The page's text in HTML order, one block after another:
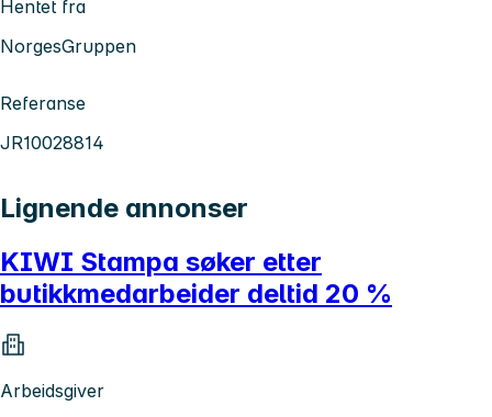
Hentet fra
NorgesGruppen
Referanse
JR10028814
Lignende annonser
KIWI Stampa søker etter
butikkmedarbeider deltid 20 %
Arbeidsgiver